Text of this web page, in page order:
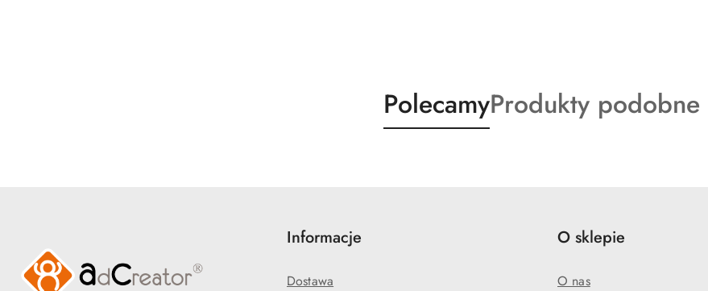
Produkty
o
PolecamyProdukty
o
Produkty podobne
Informacje
Dostawa
O sklepie
O nas